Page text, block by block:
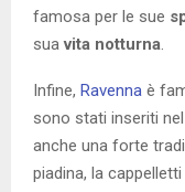
famosa per le sue
suavita notturna
Infine, Ravenna è
sono stati inseriti nel
anche una forte
piadina, la